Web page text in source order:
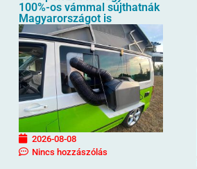
100%-os vámmal sújthatnák
Magyarországot is
2026-08-08
Nincs hozzászólás